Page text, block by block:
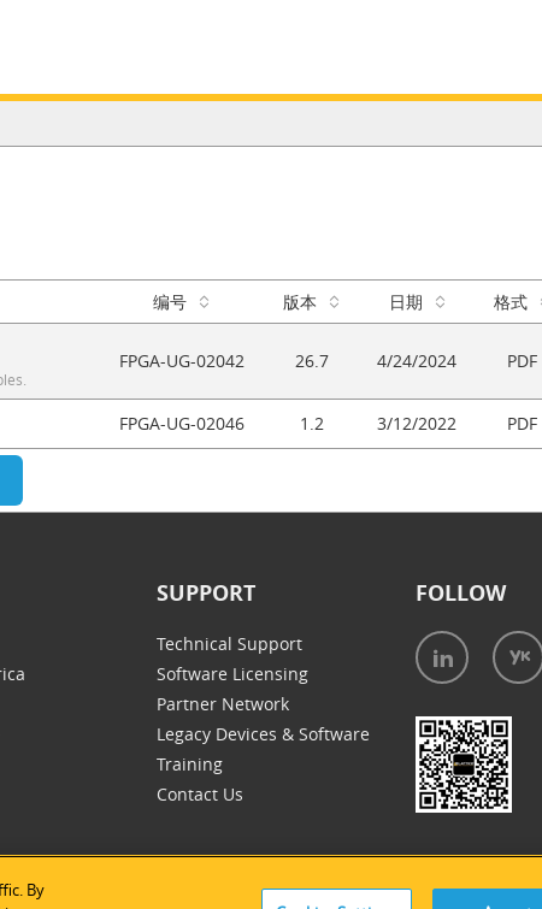
编号 版本 日期 格式
FPGA-UG-02042 26.7 4/24/2024 PDF
FPGA-UG-02046 1.2 3/12/2022 PDF
SUPPORT
Technical Support
Software Licensing
Partner Network
Legacy Devices & Software
Training
Contact Us
FOLLOW
条款
By